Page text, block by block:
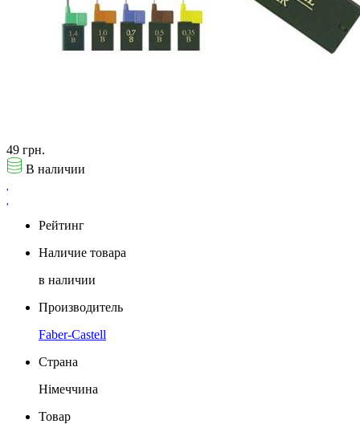
49 грн.
В наличии
Рейтинг
Наличие товара
в наличии
Производитель
Faber-Castell
Страна
Німеччина
Товар